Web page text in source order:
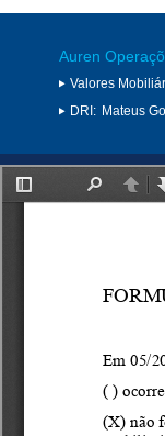
Auren
Valores
DRI: Mateus